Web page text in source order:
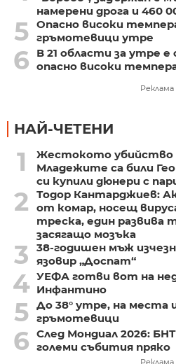
намерени дрога и 460
5 Опасно високи
гръмотевици утре
6
В 21 области за утре е
опасно високи
Реклама
НАЙ-ЧЕТЕНИ
1
Жестокото убийство
Младежите са били
си купили дюнери с
2
Тодор Кантарджиев:
от комар, носещ
треска, един развива
засягащо мозъка
3
38-годишен мъж
язовир „Доспат“
4 УЕФА готви вот на
Инфантино
5 До 38° утре, на места
гръмотевици
6 След Мондиал 2026:
големи събития пряко
Реклама